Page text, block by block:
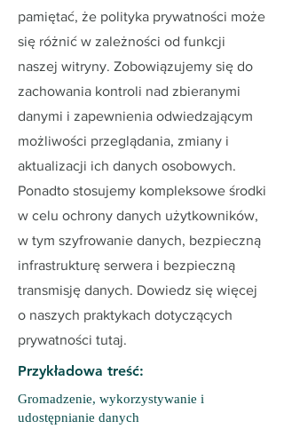
pamiętać, że polityka prywatności może
się różnić w zależności od funkcji
naszej witryny. Zobowiązujemy się do
zachowania kontroli nad zbieranymi
danymi i zapewnienia odwiedzającym
możliwości przeglądania, zmiany i
aktualizacji ich danych osobowych.
Ponadto stosujemy kompleksowe środki
w celu ochrony danych użytkowników,
w tym szyfrowanie danych, bezpieczną
infrastrukturę serwera i bezpieczną
transmisję danych. Dowiedz się więcej
o naszych praktykach dotyczących
prywatności tutaj.
Przykładowa treść:
Gromadzenie, wykorzystywanie i
udostępnianie danych